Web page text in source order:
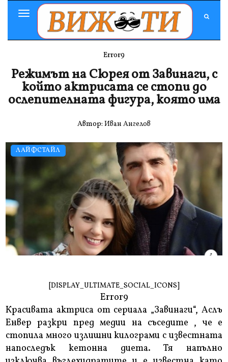
Toggle
Navigation
ЛАЙФСТАЙЛ
Error9
Режимът на Сюрея от Завинаги, с
който актрисата се стопи до
ослепителната фигура, която има
Автор: Иван Ангелов
[DISPLAY_ULTIMATE_SOCIAL_ICONS]
Error9
Красивата актриса от сериала „Завинаги“, Аслъ
Енвер разкри пред медии на съседите , че е
стопила много излишни килограми с известната
напоследък кетонна диета. Тя напълно